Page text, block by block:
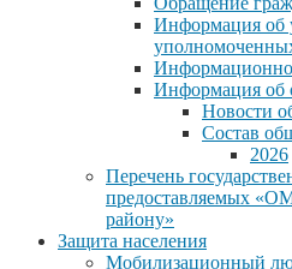
Информация об
Информация об
Новости
Состав
2026
Перечень
предоставляемых
району»
Защита населения
Мобилизационный